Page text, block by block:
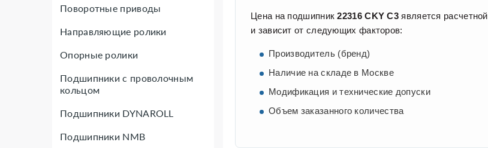
Поворотные приводы
Направляющие ролики
Опорные ролики
Подшипники с проволочным
кольцом
Подшипники DYNAROLL
Подшипники NMB
Цена на подшипник22316 CKY C3 является расчетной
и зависит от следующих факторов:
Производитель (бренд)
Наличие на складе в Москве
Модификация и технические допуски
Объем заказанного количества